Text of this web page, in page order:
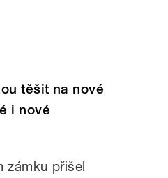
těšit na nové
i nové
zámku přišel